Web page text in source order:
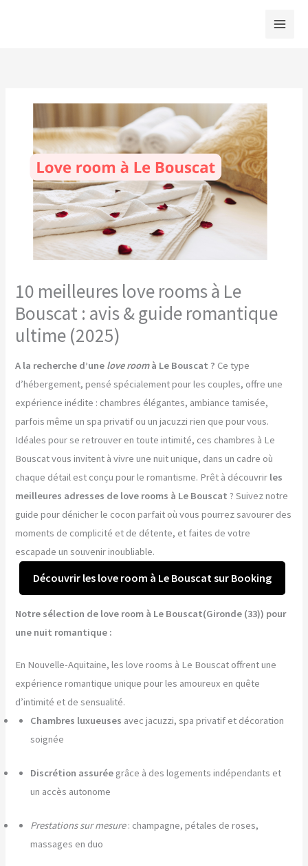
10 meilleures love rooms à Le
Bouscat : avis & guide romantique
ultime (2025)
A la recherche d’une love roomà Le Bouscat ? Ce type
d’hébergement, pensé spécialement pour les couples, offre une
expérience inédite : chambres élégantes, ambiance tamisée,
parfois même un spa privatif ou un jacuzzi rien que pour vous.
Idéales pour se retrouver en toute intimité, ces chambres à Le
Bouscat vous invitent à vivre une nuit unique, dans un cadre où
chaque détail est conçu pour le romantisme. Prêt à découvrir les
meilleures adresses de love rooms à Le Bouscat ? Suivez notre
guide pour dénicher le cocon parfait où vous pourrez savourer des
moments de complicité et de détente, et faites de votre
escapade un souvenir inoubliable.
Découvrir les love room à Le Bouscat sur Booking
Notre sélection de love room à Le Bouscat(Gironde (33)) pour
une nuit romantique :
En Nouvelle-Aquitaine, les love rooms à Le Bouscat offrent une
expérience romantique unique pour les amoureux en quête
d’intimité et de sensualité.
Chambres luxueuses avec jacuzzi, spa privatif et décoration
soignée
Discrétion assurée grâce à des logements indépendants et
un accès autonome
Prestations sur mesure: champagne, pétales de roses,
massages en duo